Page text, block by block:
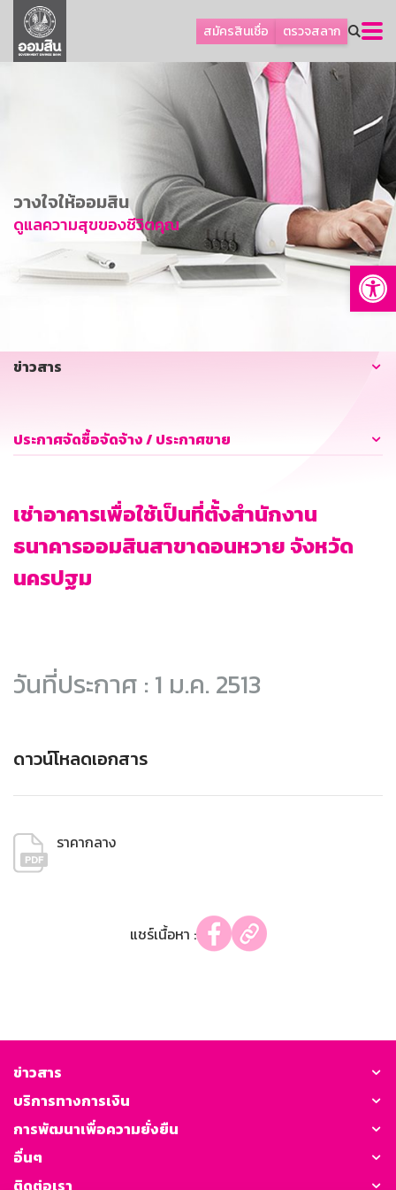
สมัครสินเชื่อ ตรวจสลาก
ลูกค้าธุรกิจ
ลูกค้าผู้ประกอบรายย่อย
การพัฒนาที่ยั่งยืน
ข่าวสาร
บริการทางการเงิน
อื่นๆ
วางใจให้ออมสิน
ดูแลความสุขของชีวิตคุณ
ข่าวสาร
ประกาศจัดซื้อจัดจ้าง / ประกาศขาย
เช่าอาคารเพื่อใช้เป็นที่ตั้งสำนักงาน
ธนาคารออมสินสาขาดอนหวาย จังหวัด
นครปฐม
วันที่ประกาศ : 1 ม.ค. 2513
ดาวน์โหลดเอกสาร
ราคากลาง
แชร์เนื้อหา :
ข่าวสาร
บริการทางการเงิน
การพัฒนาเพื่อความยั่งยืน
อื่นๆ